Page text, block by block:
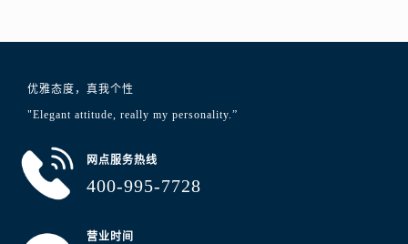
优雅态度，真我个性
"Elegant attitude, really my personality.”
网点服务热线
400-995-7728
营业时间